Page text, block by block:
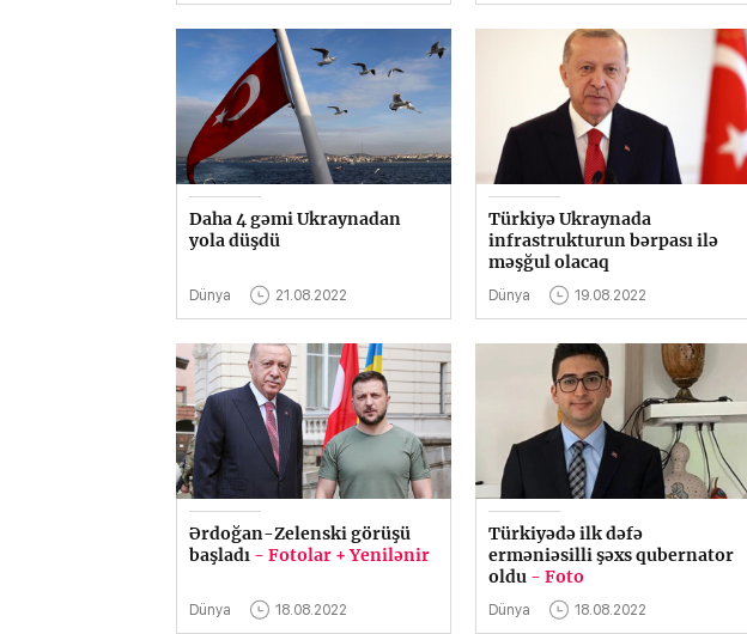
Daha 4 gəmi Ukraynadan
yola düşdü
Dünya 21.08.2022
Türkiyə Ukraynada
infrastrukturun bərpası ilə
məşğul olacaq
Dünya 19.08.2022
Ərdoğan-Zelenski görüşü
başladı - Fotolar + Yenilənir
Dünya 18.08.2022
Türkiyədə ilk dəfə
erməniəsilli şəxs qubernator
oldu - Foto
Dünya 18.08.2022